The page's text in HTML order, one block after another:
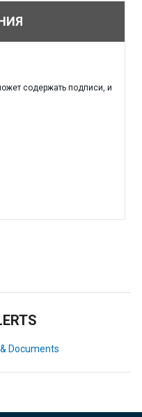
содержать подписи, и
Documents